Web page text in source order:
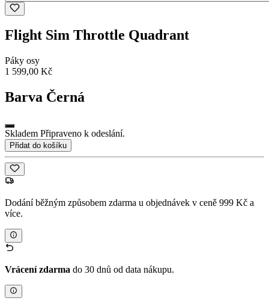
Flight Sim Throttle Quadrant
Páky osy
1 599,00 Kč
Barva Černá
Skladem Připraveno k odeslání.
Přidat do košíku
Dodání běžným způsobem zdarma u objednávek v ceně 999 Kč a
více.
Vrácení zdarma do 30 dnů od data nákupu.